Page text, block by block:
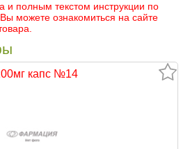
и полным текстом инструкции по
можете ознакомиться на сайте
капс №14